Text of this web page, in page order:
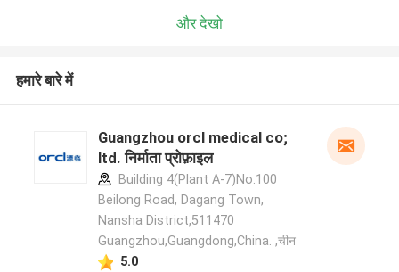
और देखो
हमारे बारे में
Guangzhou orcl medical co;
ltd. निर्माता प्रोफ़ाइल
Building 4(Plant A-7)No.100
Beilong Road, Dagang Town,
Nansha District,511470
Guangzhou,Guangdong,China. ,चीन
5.0